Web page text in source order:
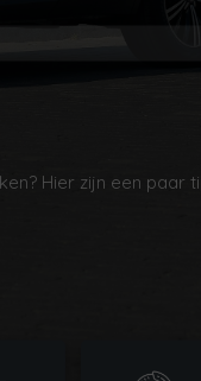
Hier zijn een paar